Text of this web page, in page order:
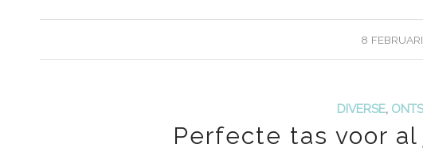
8
DIVERSE,
Perfecte tas voor